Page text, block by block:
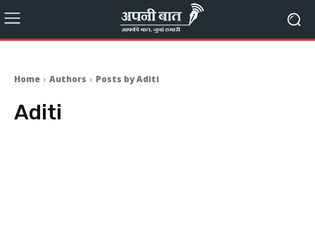
Home Authors Posts by Aditi
Aditi